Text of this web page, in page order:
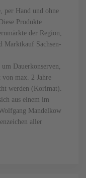
per Hand und ohne
Produkte
der Region,
Marktkauf Sachsen-
Dauerkonserven,
von max. 2 Jahre
werden (Korimat).
aus einem im
Mandelkow
aller